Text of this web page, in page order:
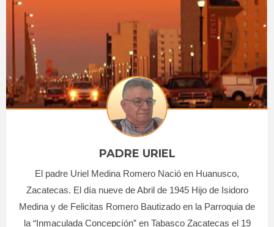
PADRE URIEL
El padre Uriel Medina Romero Nació en Huanusco,
Zacatecas. El día nueve de Abril de 1945 Hijo de Isidoro
Medina y de Felicitas Romero Bautizado en la Parroquia de
la “Inmaculada Concepcíón” en Tabasco Zacatecas el 19